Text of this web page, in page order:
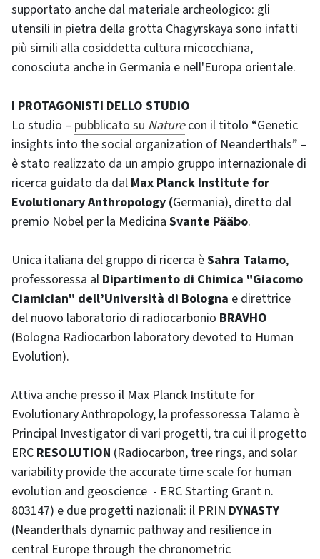
supportato anche dal materiale archeologico: gli
utensili in pietra della grotta Chagyrskaya sono infatti
più simili alla cosiddetta cultura micocchiana,
conosciuta anche in Germania e nell'Europa orientale.
I PROTAGONISTI DELLO STUDIO
Lo studio – pubblicato su Nature con il titolo “Genetic
insights into the social organization of Neanderthals” –
è stato realizzato da un ampio gruppo internazionale di
ricerca guidato da dal Max Planck Institute for
Evolutionary Anthropology (Germania), diretto dal
premio Nobel per la Medicina Svante Pääbo.
Unica italiana del gruppo di ricerca èSahra Talamo,
professoressa al Dipartimento di Chimica "Giacomo
Ciamician" dell’Università di Bologna e direttrice
del nuovo laboratorio di radiocarbonio BRAVHO
(Bologna Radiocarbon laboratory devoted to Human
Evolution).
Attiva anche presso il Max Planck Institute for
Evolutionary Anthropology, la professoressa Talamo è
Principal Investigator di vari progetti, tra cui il progetto
ERC RESOLUTION (Radiocarbon, tree rings, and solar
variability provide the accurate time scale for human
evolution and geoscience - ERC Starting Grant n.
803147) e due progetti nazionali: il PRIN DYNASTY
(Neanderthals dynamic pathway and resilience in
central Europe through the chronometric